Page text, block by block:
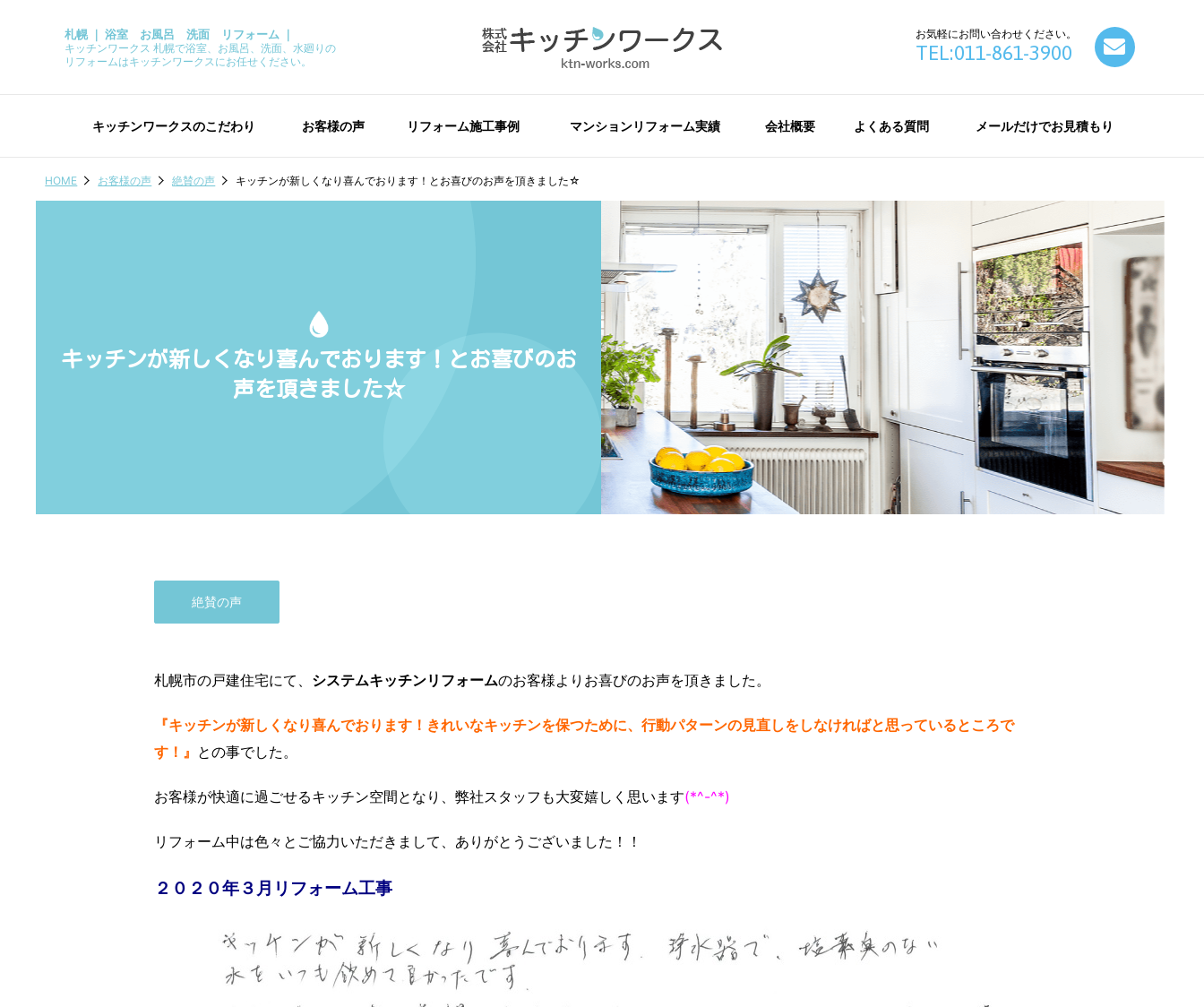
札幌 ｜ 浴室 お風呂 洗面 リフォーム ｜
キッチンワークス 札幌で浴室、お風呂、洗面、水廻りの
リフォームはキッチンワークスにお任せください。
お気軽にお問い合わせください。
TEL:011-861-3900
キッチンワークスのこだわり お客様の声 リフォーム施工事例 マンションリフォーム実績 会社概要 よくある質問 メールだけでお見積もり
HOME お客様の声 絶賛の声 キッチンが新しくなり喜んでおります！とお喜びのお声を頂きました☆
キッチンが新しくなり喜んでおります！とお喜びのお
声を頂きました☆
絶賛の声
札幌市の戸建住宅にて、 システムキッチンリフォームのお客様よりお喜びのお声を頂きました。
『キッチンが新しくなり喜んでおります！きれいなキッチンを保つために、行動パターンの見直しをしなければと思っているところで
す！』 との事でした。
お客様が快適に過ごせるキッチン空間となり、弊社スタッフも大変嬉しく思います(*^-^*)
リフォーム中は色々とご協力いただきまして、ありがとうございました！！
２０２０年３月リフォーム工事